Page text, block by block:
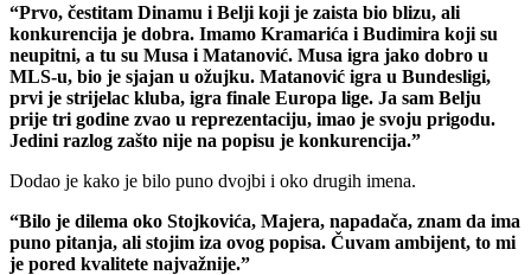
“Prvo, čestitam Dinamu i Belji koji je zaista bio blizu, ali
konkurencija je dobra. Imamo Kramarića i Budimira koji su
neupitni, a tu su Musa i Matanović. Musa igra jako dobro u
MLS-u, bio je sjajan u ožujku. Matanović igra u Bundesligi,
prvi je strijelac kluba, igra finale Europa lige. Ja sam Belju
prije tri godine zvao u reprezentaciju, imao je svoju prigodu.
Jedini razlog zašto nije na popisu je konkurencija.”
Dodao je kako je bilo puno dvojbi i oko drugih imena.
“Bilo je dilema oko Stojkovića, Majera, napadača, znam da ima
puno pitanja, ali stojim iza ovog popisa. Čuvam ambijent, to mi
je pored kvalitete najvažnije.”